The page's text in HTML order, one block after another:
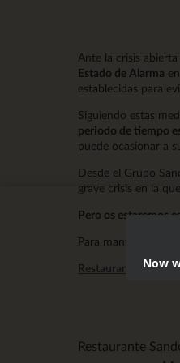
Ante la crisis
Estado de Alarma
establecidas para
Siguiendo estas
periodo de tiempo
puede ocasionar a
Desde el Grupo
grave crisis en la
Pero os estaremos
Para mantenerse
Restaurante Sandó -
Restaurante
Now